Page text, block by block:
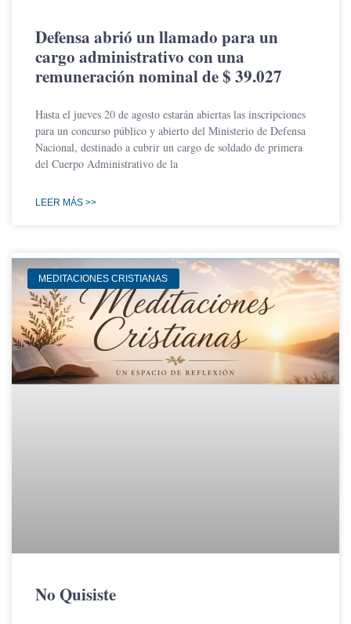
Defensa abrió un llamado para un
cargo administrativo con una
remuneración nominal de $ 39.027
Hasta el jueves 20 de agosto estarán abiertas las inscripciones
para un concurso público y abierto del Ministerio de Defensa
Nacional, destinado a cubrir un cargo de soldado de primera
del Cuerpo Administrativo de la
LEER MÁS >>
MEDITACIONES CRISTIANAS
No Quisiste